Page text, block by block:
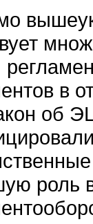
в
об
роль